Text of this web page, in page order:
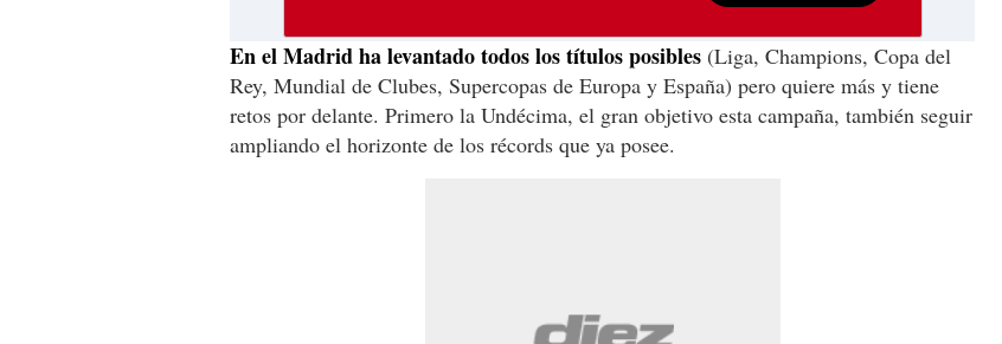
En el Madrid ha levantado todos los títulos posibles (Liga, Champions, Copa del
Rey, Mundial de Clubes, Supercopas de Europa y España) pero quiere más y tiene
retos por delante. Primero la Undécima, el gran objetivo esta campaña, también seguir
ampliando el horizonte de los récords que ya posee.